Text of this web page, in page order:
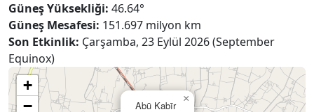
Güneş Yüksekliği: 46.64°
Güneş Mesafesi: 151.697 milyon km
Son Etkinlik: Çarşamba, 23 Eylül 2026 (September
Equinox)
Abū Kabīr
×
+
−